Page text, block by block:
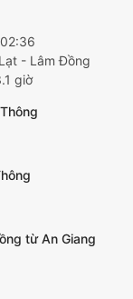
- Lâm Đồng
giờ
từ An Giang